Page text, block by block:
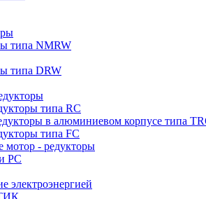
типа NMRW
типа DRW
типа RC
в алюминиевом корпусе типа
типа FC
мотор - редукторы
PC
электроэнергией